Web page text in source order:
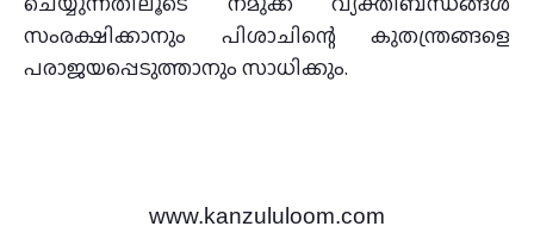
സംരക്ഷിക്കാനും പിശാചിന്റെ കുതന്ത്രങ്ങളെ
പരാജയപ്പെടുത്താനും സാധിക്കും.
www.kanzululoom.com